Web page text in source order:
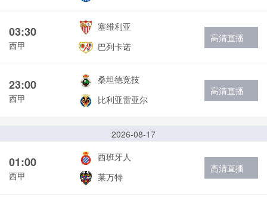
03:30
西甲
塞维利亚
巴列卡诺
高清直播
23:00
西甲
桑坦德竞技
比利亚雷亚尔
高清直播
2026-08-17
01:00
西甲
西班牙人
莱万特
高清直播